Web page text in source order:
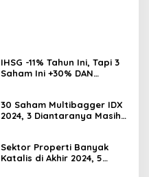
IHSG -11% Tahun Ini, Tapi 3
Saham Ini +30% DAN
30 Saham Multibagger IDX
2024, 3 Diantaranya Masih
Sektor Properti Banyak
Katalis di Akhir 2024, 5